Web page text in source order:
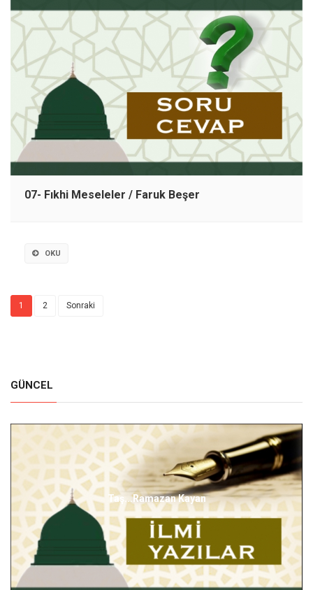
07- Fıkhi Meseleler / Faruk Beşer
OKU
1 2 Sonraki
GÜNCEL
Taş...Ramazan Kayan